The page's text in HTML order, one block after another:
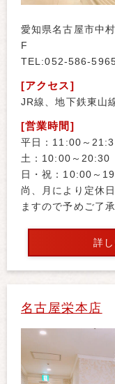
愛知県名古屋市中
F
TEL:052-586-
[アクセス]
JR線、地下鉄東山
[営業時間]
平日：11:00～
土：10:00～20:30
日・祝：10:00～
尚、月により定休
ますので予めご了
詳
名古屋栄本店